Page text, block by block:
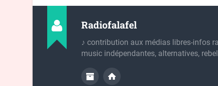
Radiofalafel
♪ contribution aux médias libres-infos
music indépendantes, alternatives,